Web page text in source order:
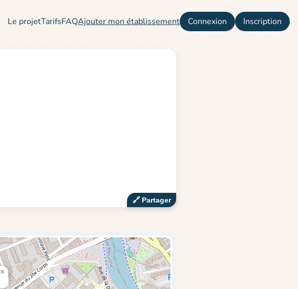
Le projetTarifsFAQAjouter mon établissement Connexion Inscription
🔗‍️ Partager
×